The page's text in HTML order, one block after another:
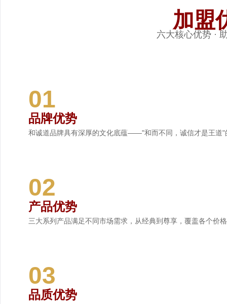
加盟
六大核心优势 ·
01
品牌优势
和诚道品牌具有深厚的文化底蕴——"和而不同，诚信才是王道
02
产品优势
三大系列产品满足不同市场需求，从经典到尊享，覆盖各个价
03
品质优势